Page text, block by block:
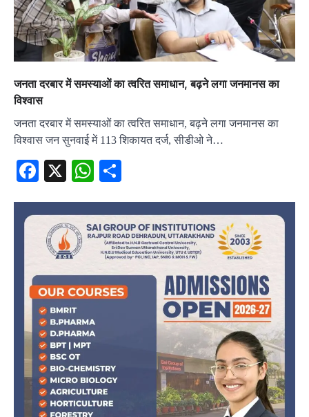
जनता दरबार में समस्याओं का त्वरित समाधान, बढ़ने लगा जनमानस का
विश्वास
जनता दरबार में समस्याओं का त्वरित समाधान, बढ़ने लगा जनमानस का
विश्वास जन सुनवाई में 113 शिकायत दर्ज, सीडीओ ने…
Facebook
X WhatsApp